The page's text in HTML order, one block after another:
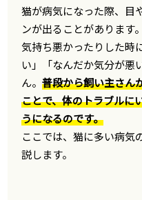
猫が病気になった際、目
ンが出ることがあります
気持ち悪かったりした時
い」「なんだか気分が悪
ん。普段から飼い主さん
ことで、体のトラブルに
うになるのです。
ここでは、猫に多い病気
説します。